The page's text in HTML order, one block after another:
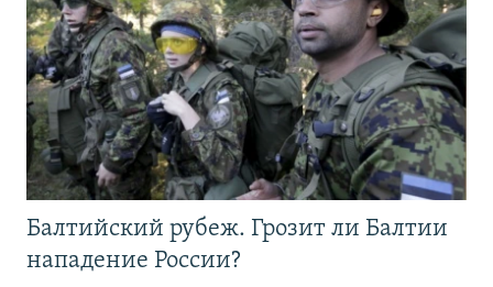
Балтийский рубеж. Грозит ли Балтии
нападение России?